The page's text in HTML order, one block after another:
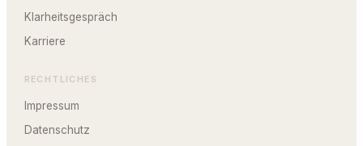
Klarheitsgespräch
Karriere
RECHTLICHES
Impressum
Datenschutz